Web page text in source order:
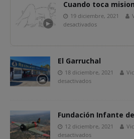
Cuando toca
19 diciembre, 2021
desactivados
El Garruchal
18 diciembre, 2021
desactivados
Fundación Infante
12 diciembre, 2021
desactivados